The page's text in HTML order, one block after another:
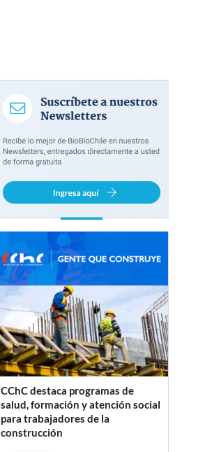
CChC destaca programas de
salud, formación y atención social
para trabajadores de la
construcción